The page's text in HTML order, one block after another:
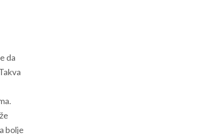
da
bolje